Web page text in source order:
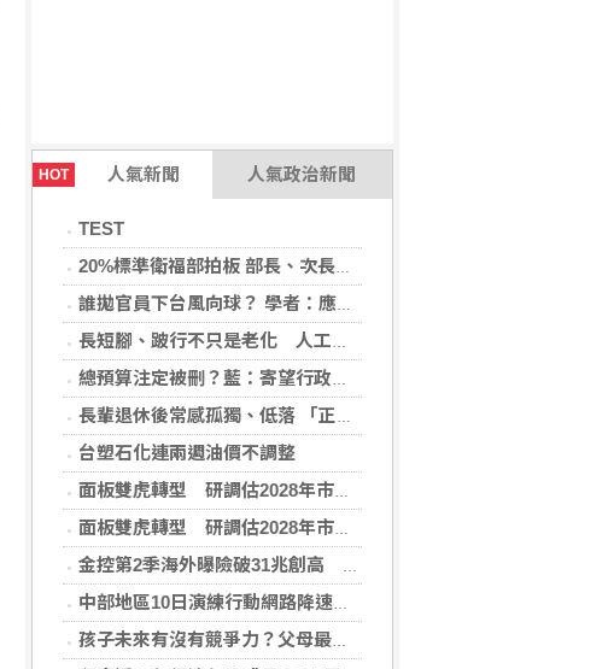
HOT 人氣新聞 人氣政治新聞
TEST
20%標準衛福部拍板 部長、次長都說會負責
誰拋官員下台風向球？ 學者：應儘速處理毒油
長短腳、跛行不只是老化 人工髖關節手術評估助降臥床風險
總預算注定被刪？藍：寄望行政部門多溝通
長輩退休後常感孤獨、低落 「正念社會處方箋」找回生活樂趣
台塑石化連兩週油價不調整
面板雙虎轉型 研調估2028年市占下降盼成關鍵少數
面板雙虎轉型 研調估2028年市占下降盼成關鍵少數
金控第2季海外曝險破31兆創高 日本年增45%居冠
中部地區10日演練行動網路降速 NCC籲提前準備
孩子未來有沒有競爭力？父母最該做的是這件事